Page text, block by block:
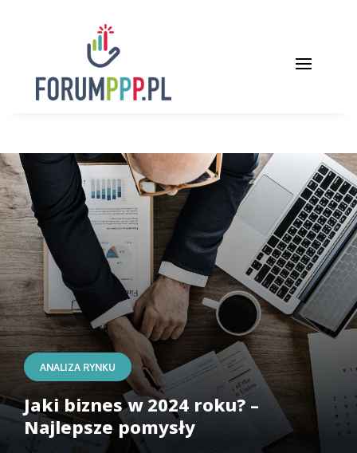
ANALIZA RYNKU
Jaki biznes w 2024 roku? –
Najlepsze pomysły